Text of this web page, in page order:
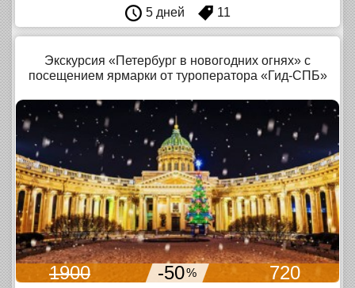
5 дней 11
Экскурсия «Петербург в новогодних огнях» с
посещением ярмарки от туроператора «Гид-СПБ»
1900 -50% 720